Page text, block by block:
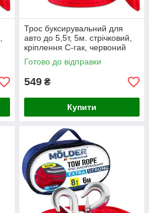
Трос буксирувальний для
авто до 5,5т, 5м. стрічковий,
кріплення С-гак, червоний
Molder MA21555
Готово до відправки
549 ₴
Купити